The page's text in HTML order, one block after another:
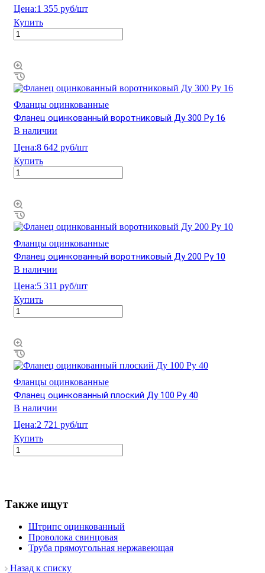
Цена:1 355 руб/шт
Купить
Фланцы оцинкованные
Фланец оцинкованный воротниковый Ду 300 Ру 16
В наличии
Цена:8 642 руб/шт
Купить
Фланцы оцинкованные
Фланец оцинкованный воротниковый Ду 200 Ру 10
В наличии
Цена:5 311 руб/шт
Купить
Фланцы оцинкованные
Фланец оцинкованный плоский Ду 100 Ру 40
В наличии
Цена:2 721 руб/шт
Купить
Также ищут
Штрипс оцинкованный
Проволока свинцовая
Труба прямоугольная нержавеющая
Назад к списку